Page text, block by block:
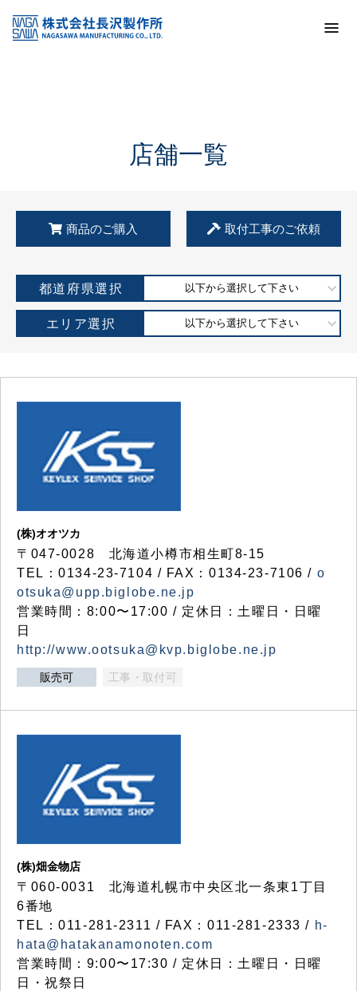
KSS加盟店・取扱店情報
店舗一覧
店舗一覧
商品のご購入 取付工事のご依頼
都道府県選択 以下から選択して下さい
エリア選択 以下から選択して下さい
(株)オオツカ
〒047-0028 北海道小樽市相生町8-15
TEL：0134-23-7104 / FAX：0134-23-7106 / o
otsuka@upp.biglobe.ne.jp
営業時間：8:00〜17:00 / 定休日：土曜日・日曜
日
http://www.ootsuka@kvp.biglobe.ne.jp
販売可 工事・取付可
(株)畑金物店
〒060-0031 北海道札幌市中央区北一条東1丁目
6番地
TEL：011-281-2311 / FAX：011-281-2333 / h-
hata@hatakanamonoten.com
営業時間：9:00〜17:30 / 定休日：土曜日・日曜
日・祝祭日